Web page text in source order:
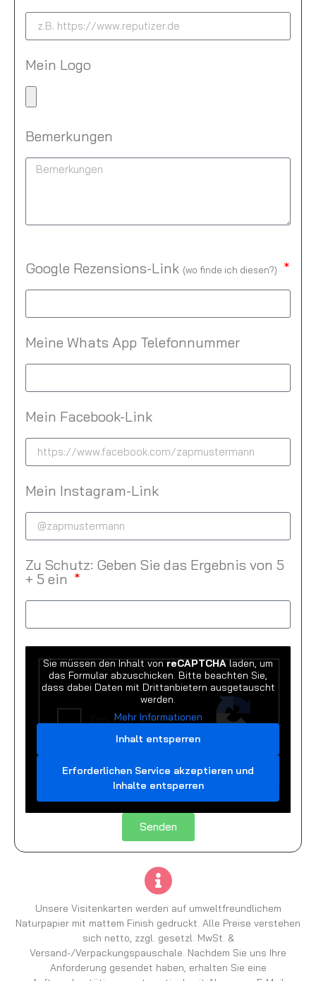
Mein Logo
Bemerkungen
Google Rezensions-Link (wo finde ich diesen?)
Meine Whats App Telefonnummer
Mein Facebook-Link
Mein Instagram-Link
Zu Schutz: Geben Sie das Ergebnis von 5
+ 5 ein
Sie müssen den Inhalt vonreCAPTCHAladen, um
das Formular abzuschicken. Bitte beachten Sie,
dass dabei Daten mit Drittanbietern ausgetauscht
werden.
Mehr Informationen
Inhalt entsperren
Erforderlichen Service akzeptieren und
Inhalte entsperren
Senden
Unsere Visitenkarten werden auf umweltfreundlichem
Naturpapier mit mattem Finish gedruckt. Alle Preise verstehen
sich netto, zzgl. gesetzl. MwSt. &
Versand-/Verpackungspauschale. Nachdem Sie uns Ihre
Anforderung gesendet haben, erhalten Sie eine